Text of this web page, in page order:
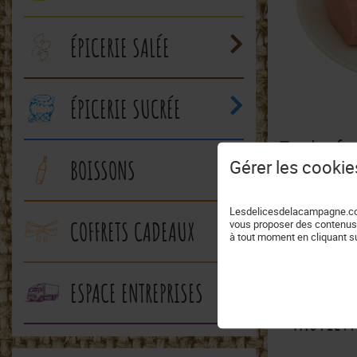
ÉPICERIE SALÉE
ÉPICERIE SUCRÉE
BOISSONS
COFFRETS CADEAUX
ESPACE ENTREPRISES
Tendre,
savoureux
Gérer les
vous proposer des
à tout moment en cliquant